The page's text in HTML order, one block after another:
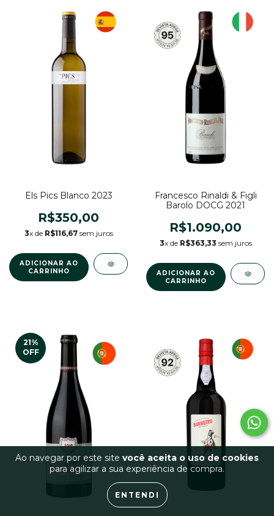
Ao navegar por este site você aceita o uso de cookies
para agilizar a sua experiência de compra.
ENTENDI
Els Pics Blanco 2023
R$350,00
3x de R$116,67sem juros
Francesco Rinaldi & Figli
Barolo DOCG 2021
R$1.090,00
3x de R$363,33 sem juros
21%
OFF